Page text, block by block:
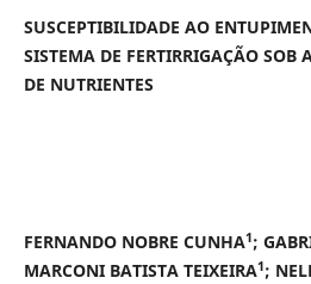
SUSCEPTIBILIDADE AO
SISTEMA DE FERTIRRIGAÇÃO SOB
DE NUTRIENTES
FERNANDO NOBRE CUNHA1;
MARCONI BATISTA TEIXEIRA1;